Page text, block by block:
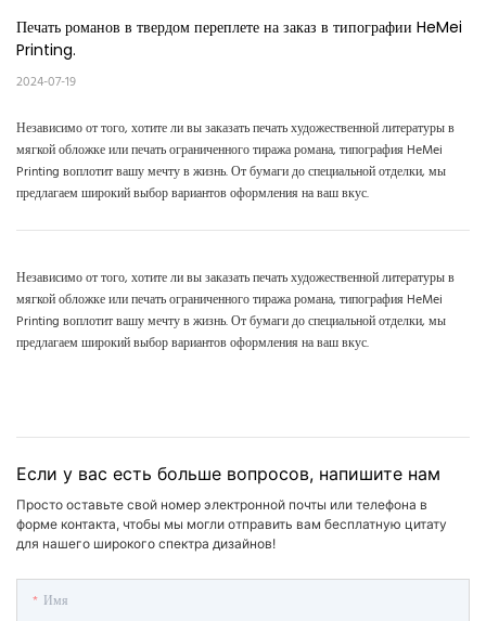
Печать романов в твердом переплете на заказ в типографии HeMei
Printing.
2024-07-19
Независимо от того, хотите ли вы заказать печать художественной литературы в
мягкой обложке или печать ограниченного тиража романа, типография HeMei
Printing воплотит вашу мечту в жизнь. От бумаги до специальной отделки, мы
предлагаем широкий выбор вариантов оформления на ваш вкус.
Независимо от того, хотите ли вы заказать печать художественной литературы в
мягкой обложке или печать ограниченного тиража романа, типография HeMei
Printing воплотит вашу мечту в жизнь. От бумаги до специальной отделки, мы
предлагаем широкий выбор вариантов оформления на ваш вкус.
Если у вас есть больше вопросов, напишите нам
Просто оставьте свой номер электронной почты или телефона в
форме контакта, чтобы мы могли отправить вам бесплатную цитату
для нашего широкого спектра дизайнов!
Имя